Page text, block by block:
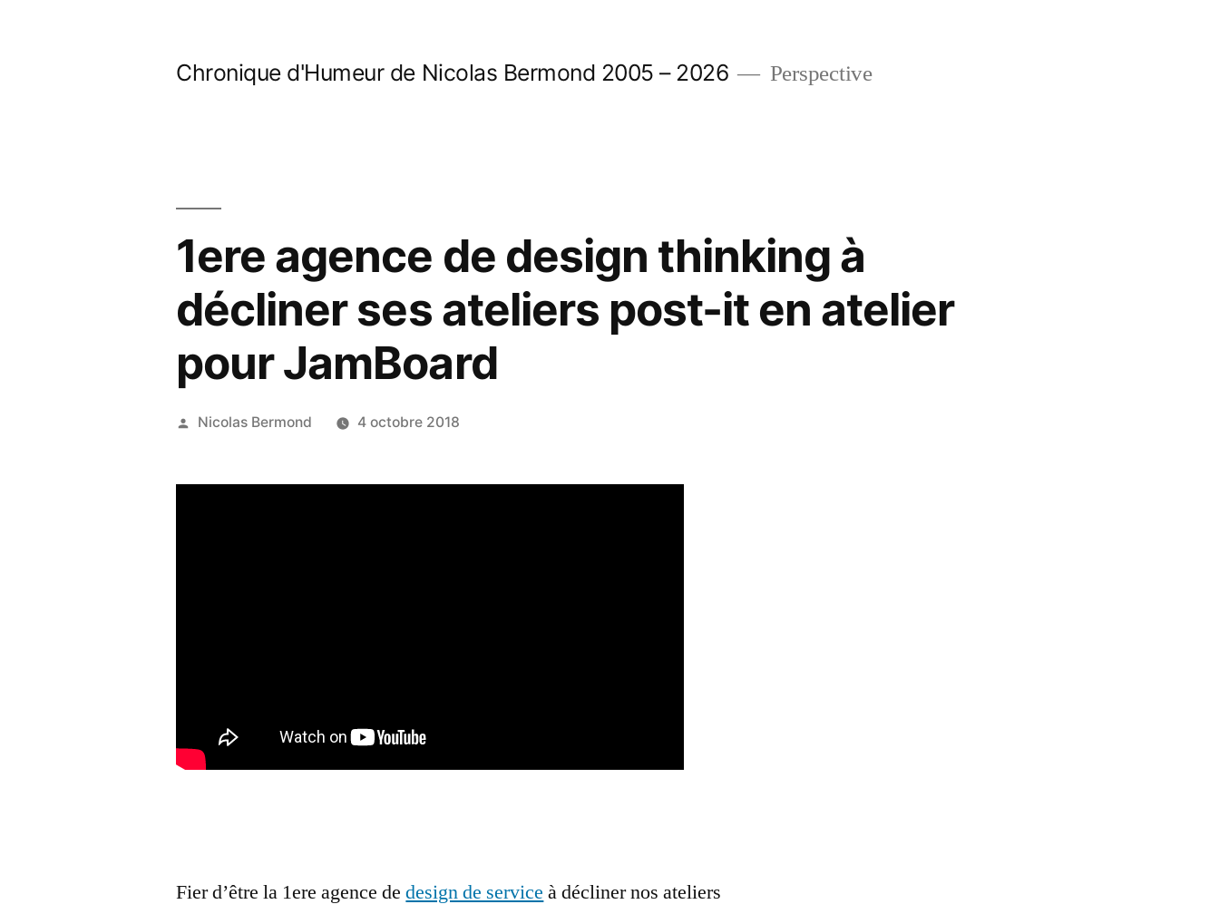
Chronique d'Humeur de Nicolas Bermond 2005 – 2026 Perspective
1ere agence de design thinking à
décliner ses ateliers post-it en atelier
pour JamBoard
Publié
Nicolas Bermond 4 octobre 2018
Fier d’être la 1ere agence dedesign de service à décliner nos ateliers